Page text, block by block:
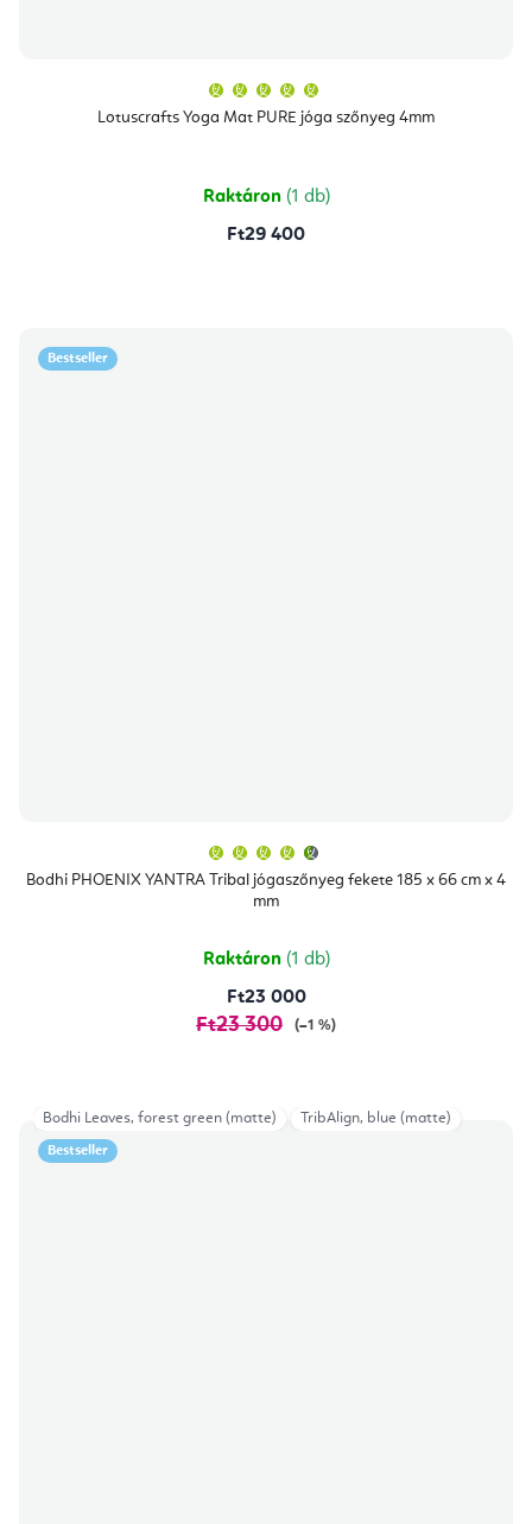
Lotuscrafts Yoga Mat PURE jóga szőnyeg 4mm
átlagos
értékelése
csillag.
Raktáron (1 db)
Ft29 400
Bestseller
Bodhi PHOENIX YANTRA Tribal jógaszőnyeg fekete 185 x 66 cm x 4
mm
átlagos
értékelése
csillag.
Raktáron (1 db)
Ft23 000
Ft23 300 (–1 %)
Bestseller
Bodhi Leaves, forest green (matte) TribAlign, blue (matte)